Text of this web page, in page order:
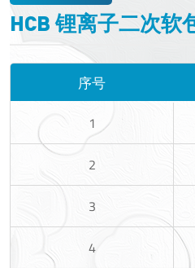
HCB 锂离子二次软
序号
1
2
3
4